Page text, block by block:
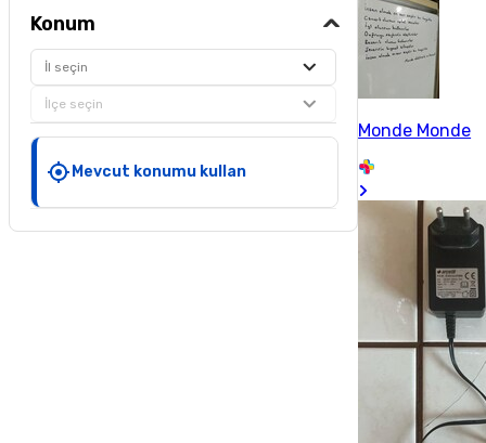
Konum
İl seçin
İlçe seçin
Mevcut konumu kullan
Monde Monde